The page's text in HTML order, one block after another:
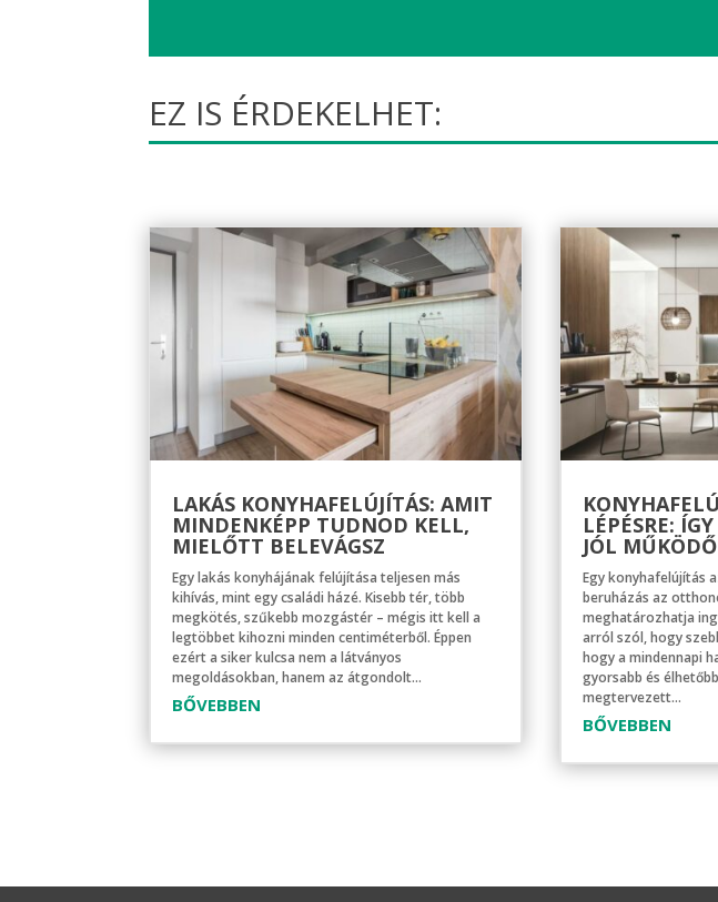
EZ IS ÉRDEKELHET:
LAKÁS KONYHAFELÚJÍTÁS: AMIT
MINDENKÉPP TUDNOD KELL,
MIELŐTT BELEVÁGSZ
Egy lakás konyhájának felújítása teljesen más
kihívás, mint egy családi házé. Kisebb tér, több
megkötés, szűkebb mozgástér – mégis itt kell a
legtöbbet kihozni minden centiméterből. Éppen
ezért a siker kulcsa nem a látványos
megoldásokban, hanem az átgondolt...
BŐVEBBEN
LÉPÉSRE:
JÓL
Egy konyhafelújítás
beruházás az
meghatározhatja
arról szól, hogy
hogy a mindennapi
gyorsabb és
megtervezett...
BŐVEBBEN